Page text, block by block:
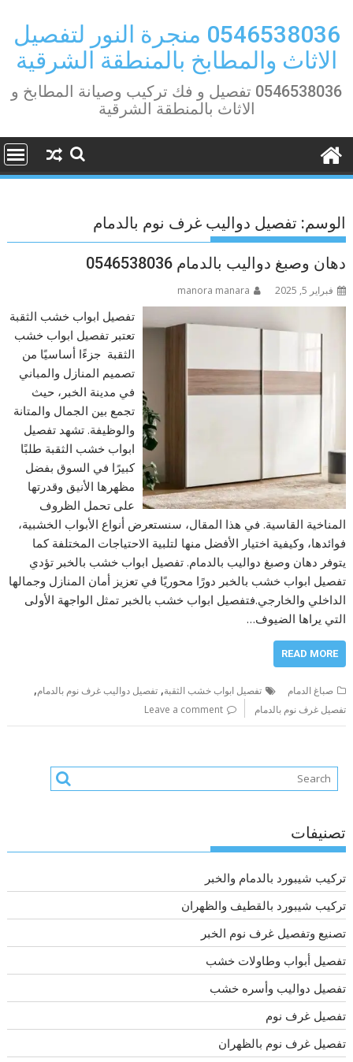
content
0546538036 منجرة النور لتفصيل
الاثاث والمطابخ بالمنطقة الشرقية
0546538036 تفصيل و فك تركيب وصيانة المطابخ و
الاثاث بالمنطقة الشرقية
الوسم: تفصيل دواليب غرف نوم بالدمام
دهان وصبغ دواليب بالدمام 0546538036
فبراير 5, 2025 manora manara
تفصيل ابواب خشب الثقبة
تعتبر تفصيل ابواب خشب
الثقبة جزءًا أساسيًا من
تصميم المنازل والمباني
في مدينة الخبر، حيث
تجمع بين الجمال والمتانة
والوظيفة. تشهد تفصيل
ابواب خشب الثقبة طلبًا
كبيرًا في السوق بفضل
مظهرها الأنيق وقدرتها
على تحمل الظروف
المناخية القاسية. في هذا المقال، سنستعرض أنواع الأبواب الخشبية،
فوائدها، وكيفية اختيار الأفضل منها لتلبية الاحتياجات المختلفة كما
يتوفر دهان وصبغ دواليب بالدمام. تفصيل ابواب خشب بالخبر تؤدي
تفصيل ابواب خشب بالخبر دورًا محوريًا في تعزيز أمان المنازل وجمالها
الداخلي والخارجي.فتفصيل ابواب خشب بالخبر تمثل الواجهة الأولى
التي يراها الضيوف…
READ MORE
صباغ الدمام تفصيل ابواب خشب الثقبة,تفصيل دواليب غرف نوم بالدمام,
تفصيل غرف نوم بالدمام Leave a comment
تصنيفات
تركيب شيبورد بالدمام والخبر
تركيب شيبورد بالقطيف والظهران
تصنيع وتفصيل غرف نوم الخبر
تفصيل أبواب وطاولات خشب
تفصيل دواليب وأسره خشب
تفصيل غرف نوم
تفصيل غرف نوم بالظهران